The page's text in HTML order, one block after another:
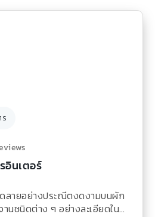
อินเตอร์
ลายอย่างประณีตงดงามบนผัก
นชนิดต่าง ๆ อย่างละเอียดใน